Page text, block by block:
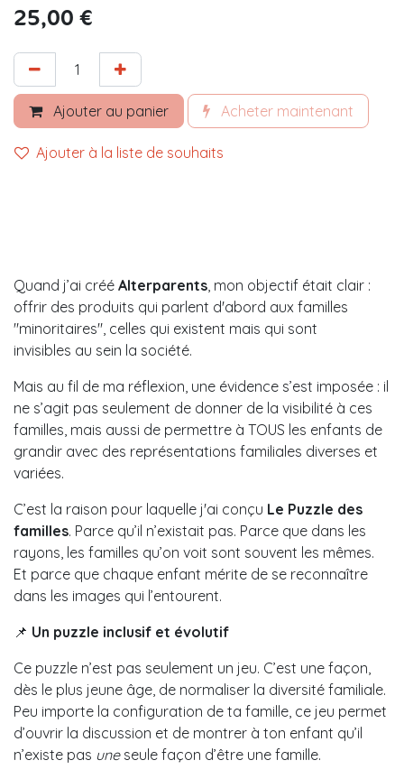
25,00 €
Ajouter au panier Acheter maintenant
Ajouter à la liste de souhaits
Quand j’ai créé Alterparents, mon objectif était clair :
offrir des produits qui parlent d'abord aux familles
"minoritaires", celles qui existent mais qui sont
invisibles au sein la société.
Mais au fil de ma réflexion, une évidence s’est imposée : il
ne s’agit pas seulement de donner de la visibilité à ces
familles, mais aussi de permettre à TOUS les enfants de
grandir avec des représentations familiales diverses et
variées.
C’est la raison pour laquelle j'ai conçu Le Puzzle des
familles. Parce qu’il n’existait pas. Parce que dans les
rayons, les familles qu’on voit sont souvent les mêmes.
Et parce que chaque enfant mérite de se reconnaître
dans les images qui l’entourent.
📌 Un puzzle inclusif et évolutif
Ce puzzle n’est pas seulement un jeu. C’est une façon,
dès le plus jeune âge, de normaliser la diversité familiale.
Peu importe la configuration de ta famille, ce jeu permet
d’ouvrir la discussion et de montrer à ton enfant qu’il
n’existe pas uneseule façon d’être une famille.